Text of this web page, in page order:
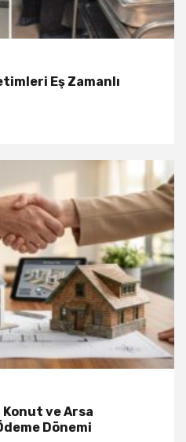
Eş Zamanlı
Konut ve Arsa
Dönemi